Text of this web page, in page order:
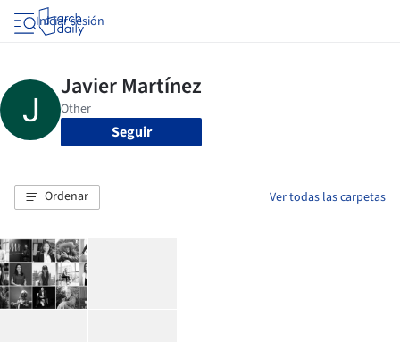
Iniciar sesión
Seguir
Ordenar Ver todas las carpetas